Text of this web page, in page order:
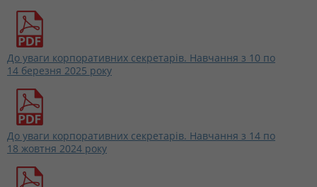
До уваги корпоративних секретарів. Навчання з 10 по
14 березня 2025 року
До уваги корпоративних секретарів. Навчання з 14 по
18 жовтня 2024 року